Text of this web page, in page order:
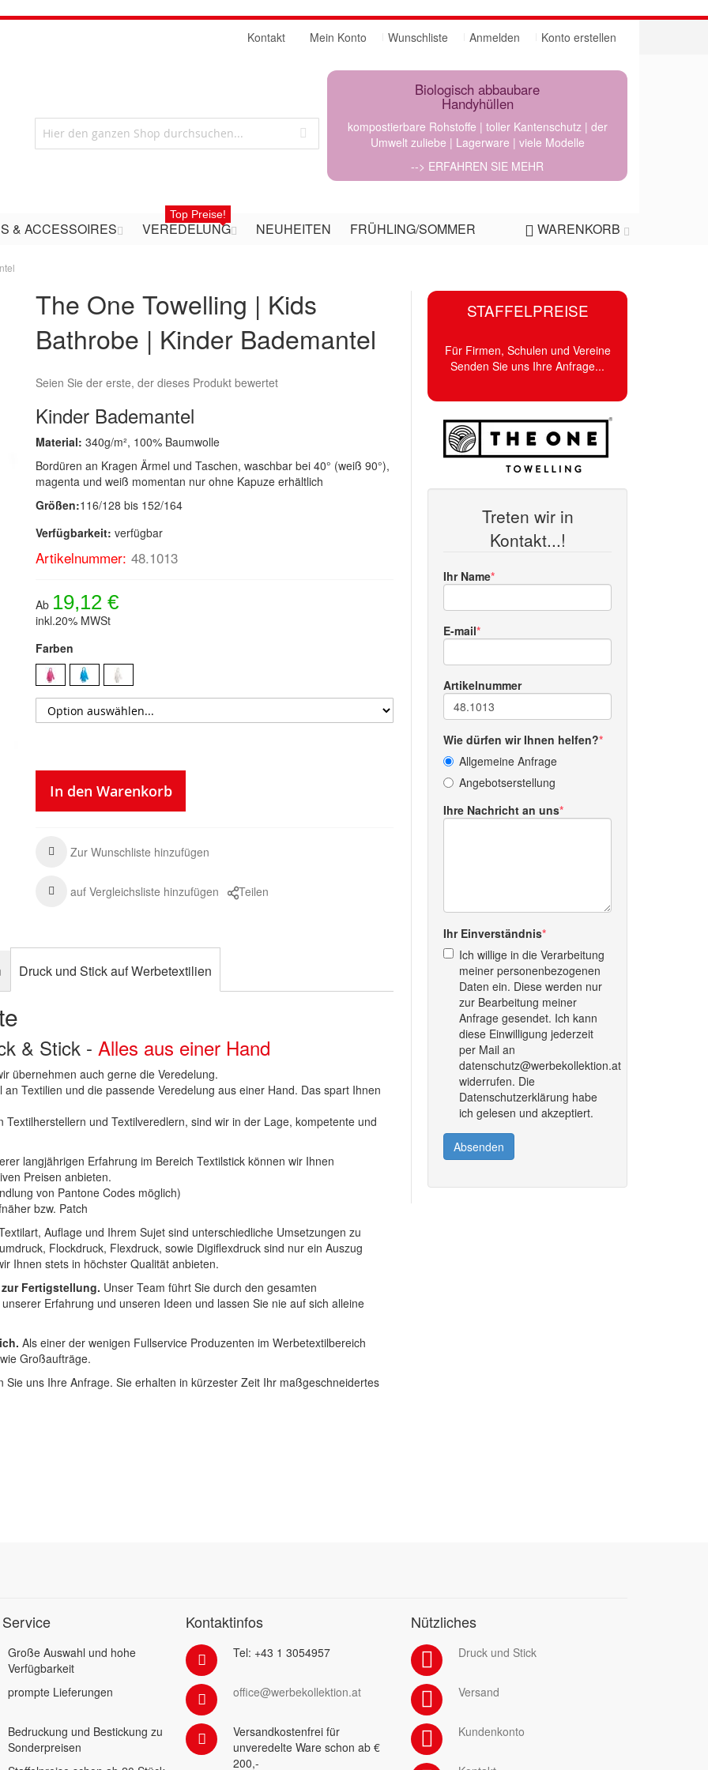
Mein Konto Wunschliste Anmelden Konto erstellen
Kontakt
Biologisch abbaubare
Handyhüllen
kompostierbare Rohstoffe | toller Kantenschutz | der
Umwelt zuliebe | Lagerware | viele Modelle
--> ERFAHREN SIE MEHR
WARENKORB
& ACCESSOIRES VEREDELUNG
Top Preise!
NEUHEITEN FRÜHLING/SOMMER
The One Towelling | Kids
Bathrobe | Kinder Bademantel
Seien Sie der erste, der dieses Produkt bewertet
Kinder Bademantel
Material:340g/m², 100% Baumwolle
Bordüren an Kragen Ärmel und Taschen, waschbar bei 40° (weiß 90°),
magenta und weiß momentan nur ohne Kapuze erhältlich
Größen:116/128 bis 152/164
Verfügbarkeit: verfügbar
Artikelnummer: 48.1013
Ab 19,12 €
inkl.20% MWSt
Farben
In den Warenkorb
Zur Wunschliste hinzufügen
auf Vergleichsliste hinzufügen Teilen
STAFFELPREISE
Für Firmen, Schulen und Vereine
Senden Sie uns Ihre Anfrage...
Treten wir in
Kontakt...!
Ihr Name
E-mail
Artikelnummer
Wie dürfen wir Ihnen helfen?
Allgemeine Anfrage
Angebotserstellung
Ihre Nachricht an uns
Ihr Einverständnis
Ich willige in die Verarbeitung
meiner personenbezogenen
Daten ein. Diese werden nur
zur Bearbeitung meiner
Anfrage gesendet. Ich kann
diese Einwilligung jederzeit
per Mail an
datenschutz@werbekollektion.at
widerrufen. Die
Datenschutzerklärung habe
ich gelesen und akzeptiert.
Absenden
Druck und Stick auf Werbetextilien
& Stick -Alles aus einer Hand
übernehmen auch gerne die Veredelung.
Textilien und die passende Veredelung aus einer Hand. Das spart Ihnen
und Textilveredlern, sind wir in der Lage, kompetente und
langjährigen Erfahrung im Bereich Textilstick können wir Ihnen
Preisen anbieten.
von Pantone Codes möglich)
bzw. Patch
Auflage und Ihrem Sujet sind unterschiedliche Umsetzungen zu
Flockdruck, Flexdruck, sowie Digiflexdruck sind nur ein Auszug
Ihnen stets in höchster Qualität anbieten.
Fertigstellung. Unser Team führt Sie durch den gesamten
Erfahrung und unseren Ideen und lassen Sie nie auf sich alleine
Als einer der wenigen Fullservice Produzenten im Werbetextilbereich
Großaufträge.
uns Ihre Anfrage. Sie erhalten in kürzester Zeit Ihr maßgeschneidertes
Große Auswahl und hohe
Verfügbarkeit
prompte Lieferungen
Bedruckung und Bestickung zu
Sonderpreisen
Kontaktinfos
Tel: +43 1 3054957
office@werbekollektion.at
Versandkostenfrei für
unveredelte Ware schon ab €
200,-
Nützliches
Druck und Stick
Versand
Kundenkonto